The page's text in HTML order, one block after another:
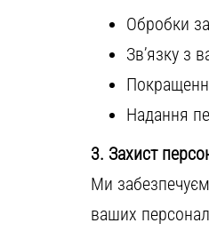
Обробки
Зв’язку з
Надання
3. Захист
Ми
ваших